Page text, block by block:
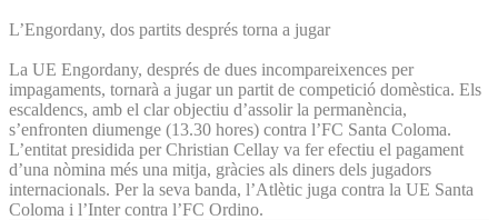
L’Engordany, dos partits després torna a jugar
La UE Engordany, després de dues incompareixences per
impagaments, tornarà a jugar un partit de competició domèstica. Els
escaldencs, amb el clar objectiu d’assolir la permanència,
s’enfronten diumenge (13.30 hores) contra l’FC Santa Coloma.
L’entitat presidida per Christian Cellay va fer efectiu el pagament
d’una nòmina més una mitja, gràcies als diners dels jugadors
internacionals. Per la seva banda, l’Atlètic juga contra la UE Santa
Coloma i l’Inter contra l’FC Ordino.